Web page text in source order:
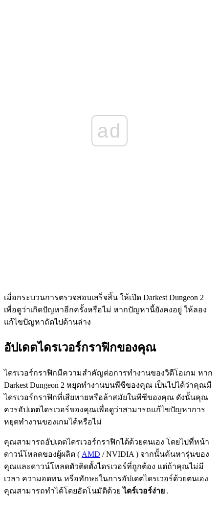
ad
เมื่อกระบวนการตรวจสอบเสร็จสิ้น ให้เปิด Darkest Dungeon 2
เพื่อดูว่าเกิดปัญหาอีกครั้งหรือไม่ หากปัญหานี้ยังคงอยู่ ให้ลอง
แก้ไขปัญหาถัดไปด้านล่าง
อัปเดตไดรเวอร์กราฟิกของคุณ
ไดรเวอร์กราฟิกมีความสำคัญต่อการทำงานของวิดีโอเกม หาก
Darkest Dungeon 2 หยุดทำงานบนพีซีของคุณ เป็นไปได้ว่าคุณมี
ไดรเวอร์กราฟิกที่เสียหายหรือล้าสมัยในพีซีของคุณ ดังนั้นคุณ
ควรอัปเดตไดรเวอร์ของคุณเพื่อดูว่าสามารถแก้ไขปัญหาการ
หยุดทำงานของเกมได้หรือไม่
คุณสามารถอัปเดตไดรเวอร์กราฟิกได้ด้วยตนเอง โดยไปที่หน้า
ดาวน์โหลดของผู้ผลิต ( AMD / NVIDIA ) จากนั้นค้นหารุ่นของ
คุณและดาวน์โหลดตัวติดตั้งไดรเวอร์ที่ถูกต้อง แต่ถ้าคุณไม่มี
เวลา ความอดทน หรือทักษะในการอัปเดตไดรเวอร์ด้วยตนเอง
คุณสามารถทำได้โดยอัตโนมัติด้วยไดร์เวอร์ง่าย .